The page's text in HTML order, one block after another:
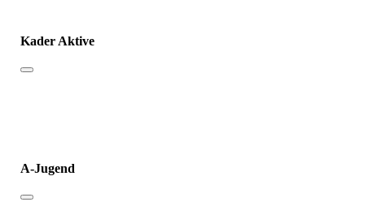
Kader Aktive
A-Jugend